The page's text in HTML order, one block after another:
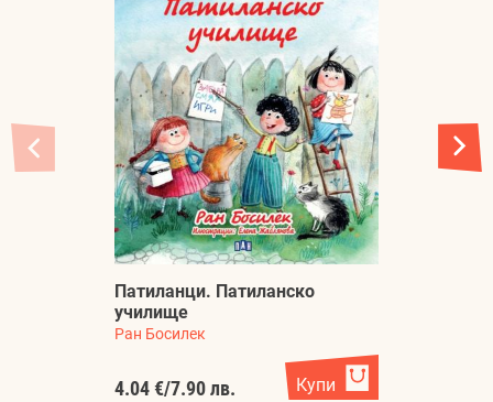
Патиланци. Патиланско
училище
Ран Босилек
4.04 €/7.90 лв. Купи